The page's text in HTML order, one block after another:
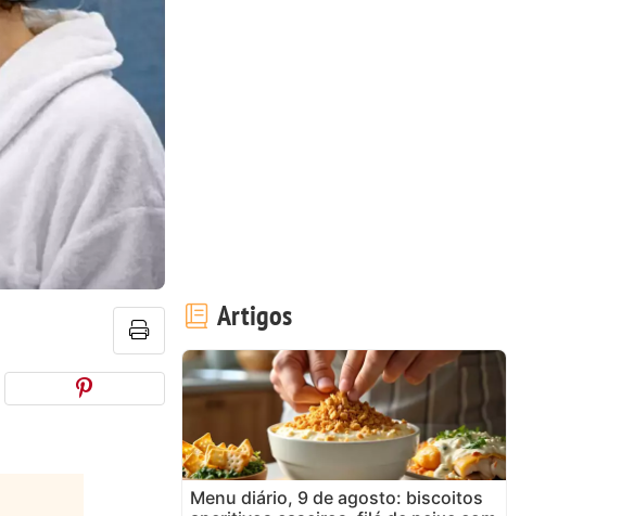
Artigos
Menu diário, 9 de agosto: biscoitos